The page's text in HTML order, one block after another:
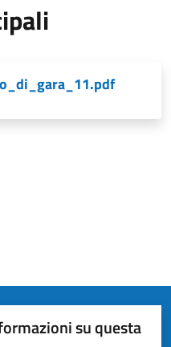
su questa